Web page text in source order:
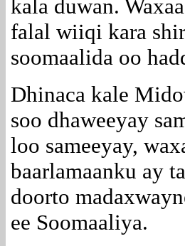
kala duwan.
falal wiiqi kara
soomaalida oo
Dhinaca kale
soo dhaweeyay
loo sameeyay,
baarlamaanku ay
doorto
ee Soomaaliya.